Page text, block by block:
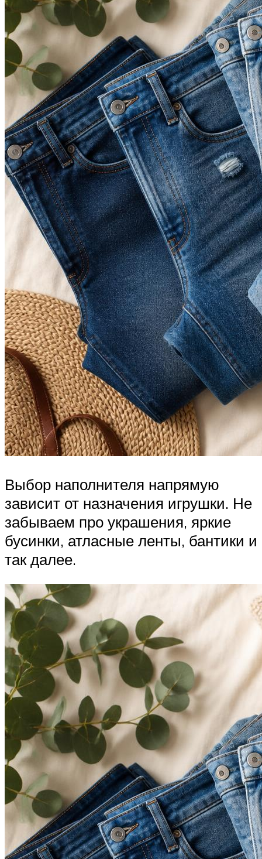
Выбор наполнителя напрямую
зависит от назначения игрушки. Не
забываем про украшения, яркие
бусинки, атласные ленты, бантики и
так далее.